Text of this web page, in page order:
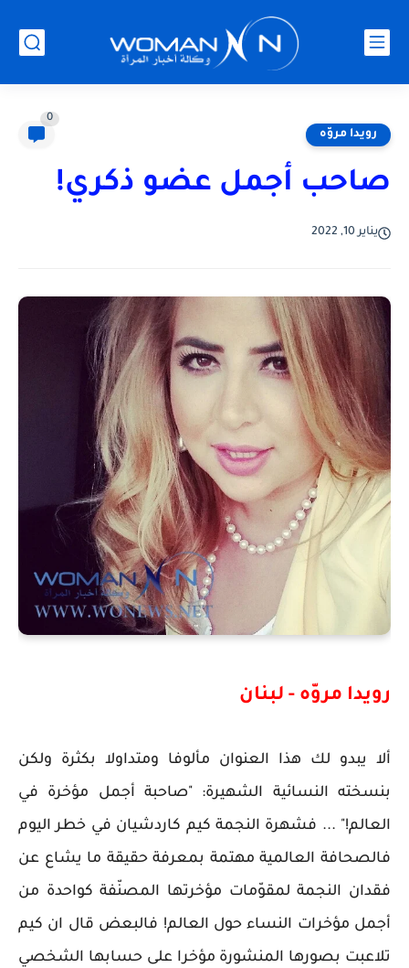
رويدا مروّه
0
صاحب أجمل عضو ذكري!
يناير 10, 2022
رويدا مروّه - لبنان
ألا يبدو لك هذا العنوان مألوفا ومتداولا بكثرة ولكن
بنسخته النسائية الشهيرة: "صاحبة أجمل مؤخرة في
العالم!" ... فشهرة النجمة كيم كاردشيان في خطر اليوم
فالصحافة العالمية مهتمة بمعرفة حقيقة ما يشاع عن
فقدان النجمة لمقوّمات مؤخرتها المصنّفة كواحدة من
أجمل مؤخرات النساء حول العالم! فالبعض قال ان كيم
تلاعبت بصورها المنشورة مؤخرا على حسابها الشخصي